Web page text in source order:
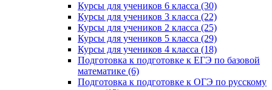
Курсы для учеников 6 класса (30)
Курсы для учеников 3 класса (22)
Курсы для учеников 2 класса (25)
Курсы для учеников 5 класса (29)
Курсы для учеников 4 класса (18)
Подготовка к подготовке к ЕГЭ по базовой
математике (6)
Подготовка к подготовке к ОГЭ по русскому